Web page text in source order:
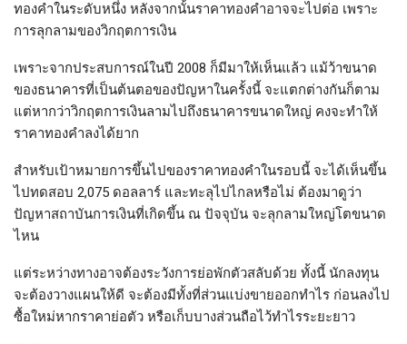
ทองคำในระดับหนึ่ง หลังจากนั้นราคาทองคำอาจจะไปต่อ เพราะ
การลุกลามของวิกฤตการเงิน
เพราะจากประสบการณ์ในปี 2008 ก็มีมาให้เห็นแล้ว แม้ว้าขนาด
ของธนาคารที่เป็นต้นตอของปัญหาในครั้งนี้ จะแตกต่างกันก็ตาม
แต่หากว่าวิกฤตการเงินลามไปถึงธนาคารขนาดใหญ่ คงจะทำให้
ราคาทองคำลงได้ยาก
สำหรับเป้าหมายการขึ้นไปของราคาทองคำในรอบนี้ จะได้เห็นขึ้น
ไปทดสอบ 2,075 ดอลลาร์ และทะลุไปไกลหรือไม่ ต้องมาดูว่า
ปัญหาสถาบันการเงินที่เกิดขึ้น ณ ปัจจุบัน จะลุกลามใหญ่โตขนาด
ไหน
แต่ระหว่างทางอาจต้องระวังการย่อพักตัวสลับด้วย ทั้งนี้ นักลงทุน
จะต้องวางแผนให้ดี จะต้องมีทั้งที่ส่วนแบ่งขายออกทำไร ก่อนลงไป
ซื้อใหม่หากราคาย่อตัว หรือเก็บบางส่วนถือไว้ทำไรระยะยาว